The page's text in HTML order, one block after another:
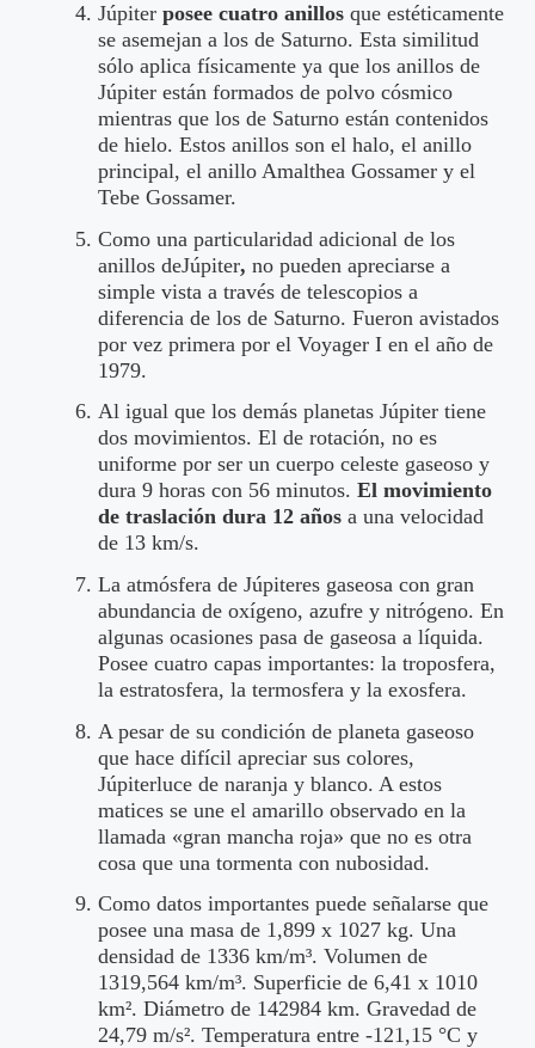
Júpiterposee cuatro anillos que estéticamente
se asemejan a los de Saturno. Esta similitud
sólo aplica físicamente ya que los anillos de
Júpiter están formados de polvo cósmico
mientras que los de Saturno están contenidos
de hielo. Estos anillos son el halo, el anillo
principal, el anillo Amalthea Gossamer y el
Tebe Gossamer.
Como una particularidad adicional de los
anillos deJúpiter,no pueden apreciarse a
simple vista a través de telescopios a
diferencia de los de Saturno. Fueron avistados
por vez primera por el Voyager I en el año de
1979.
Al igual que los demás planetas Júpiter tiene
dos movimientos. El de rotación, no es
uniforme por ser un cuerpo celeste gaseoso y
dura 9 horas con 56 minutos.El movimiento
de traslación dura 12 años a una velocidad
de 13 km/s.
La atmósfera de Júpiteres gaseosa con gran
abundancia de oxígeno, azufre y nitrógeno. En
algunas ocasiones pasa de gaseosa a líquida.
Posee cuatro capas importantes: la troposfera,
la estratosfera, la termosfera y la exosfera.
A pesar de su condición de planeta gaseoso
que hace difícil apreciar sus colores,
Júpiterluce de naranja y blanco. A estos
matices se une el amarillo observado en la
llamada «gran mancha roja» que no es otra
cosa que una tormenta con nubosidad.
Como datos importantes puede señalarse que
posee una masa de 1,899 x 1027 kg. Una
densidad de 1336 km/m³. Volumen de
1319,564 km/m³. Superficie de 6,41 x 1010
km². Diámetro de 142984 km. Gravedad de
24,79 m/s². Temperatura entre -121,15 °C y